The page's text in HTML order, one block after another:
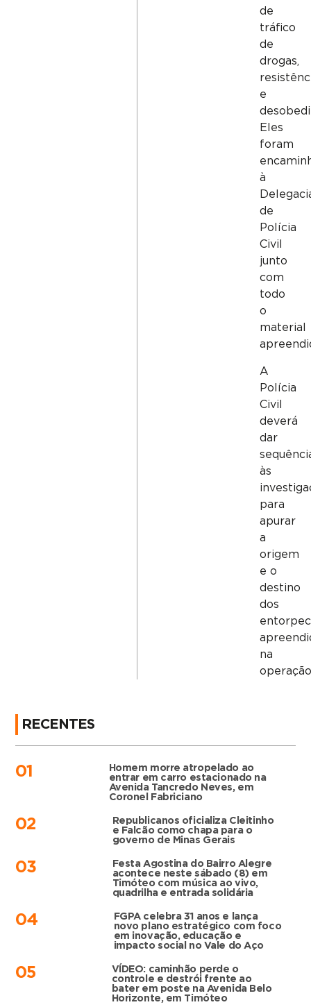
de
tráfico
de
drogas,
e
Eles
foram
à
de
Polícia
Civil
junto
com
todo
o
material
A
Polícia
Civil
deverá
dar
às
para
apurar
a
origem
e o
destino
dos
na
RECENTES
01
Homem morre atropelado ao
entrar em carro estacionado na
Avenida Tancredo Neves, em
Coronel Fabriciano
02
Republicanos oficializa Cleitinho
e Falcão como chapa para o
governo de Minas Gerais
03
Festa Agostina do Bairro Alegre
acontece neste sábado (8) em
Timóteo com música ao vivo,
quadrilha e entrada solidária
04
FGPA celebra 31 anos e lança
novo plano estratégico com foco
em inovação, educação e
impacto social no Vale do Aço
05
VÍDEO: caminhão perde o
controle e destrói frente ao
bater em poste na Avenida Belo
Horizonte, em Timóteo